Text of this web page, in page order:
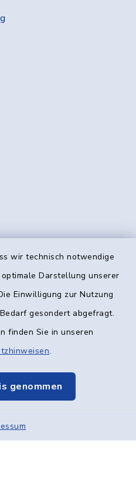
wir technisch notwendige
Darstellung unserer
Einwilligung zur Nutzung
gesondert abgefragt.
finden Sie in unseren
.
genommen